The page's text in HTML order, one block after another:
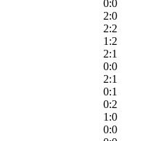
0:0
2:0
2:2
1:2
2:1
0:0
2:1
0:1
0:2
1:0
0:0